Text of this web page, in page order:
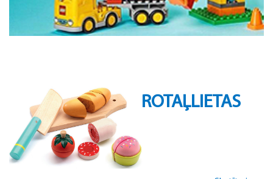
ROTAĻLIETAS